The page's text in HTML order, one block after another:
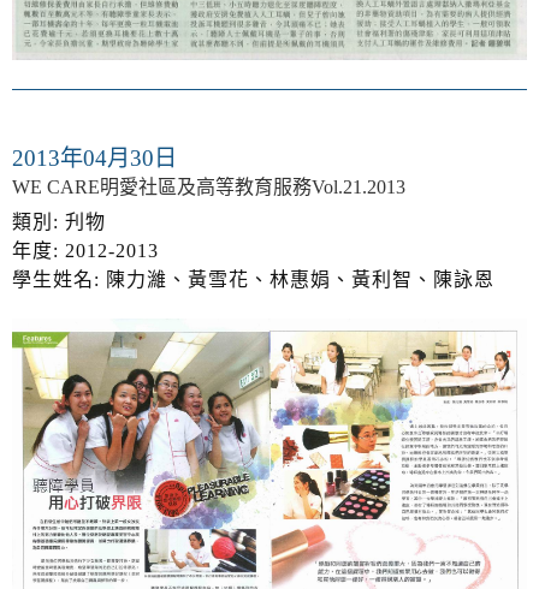
2013年04月30日
WE CARE明愛社區及高等教育服務Vol.21.2013
類別: 刋物
年度: 2012-2013
學生姓名: 陳力濰、黃雪花、林惠娟、黃利智、陳詠恩